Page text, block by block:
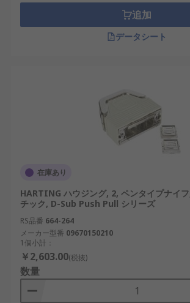
追加
データシート
在庫あり
HARTING ハウジング, 2, ペンタイプナイ
チック, D-Sub Push Pull シリーズ
RS品番 664-264
メーカー型番 09670150210
1個小計：
￥2,603.00(税抜)
数量